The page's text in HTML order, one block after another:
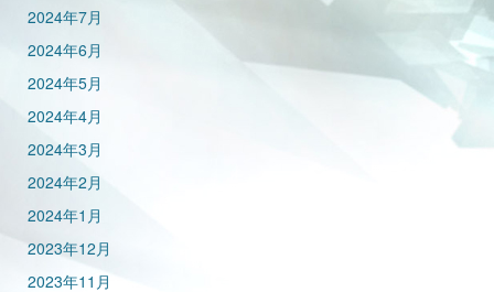
2024年7月
2024年6月
2024年5月
2024年4月
2024年3月
2024年2月
2024年1月
2023年12月
2023年11月